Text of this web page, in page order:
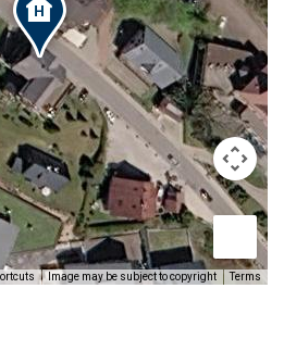
Image may be subject to copyright Terms